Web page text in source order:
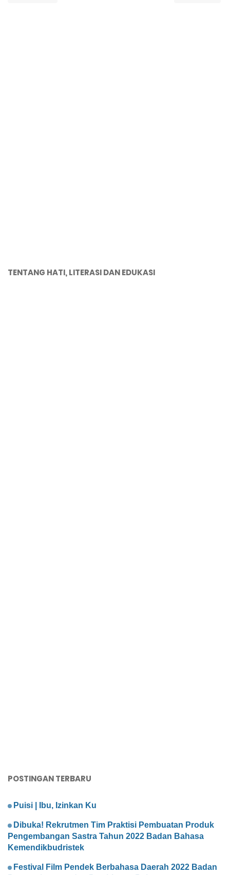
TENTANG HATI, LITERASI DAN EDUKASI
POSTINGAN TERBARU
Puisi | Ibu, Izinkan Ku
Dibuka! Rekrutmen Tim Praktisi Pembuatan Produk
Pengembangan Sastra Tahun 2022 Badan Bahasa
Kemendikbudristek
Festival Film Pendek Berbahasa Daerah 2022 Badan